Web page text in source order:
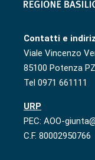
Contatti e
Viale Vincenzo
85100 Potenza PZ
Tel 0971 661111
URP
PEC: AOO-
C.F. 80002950766